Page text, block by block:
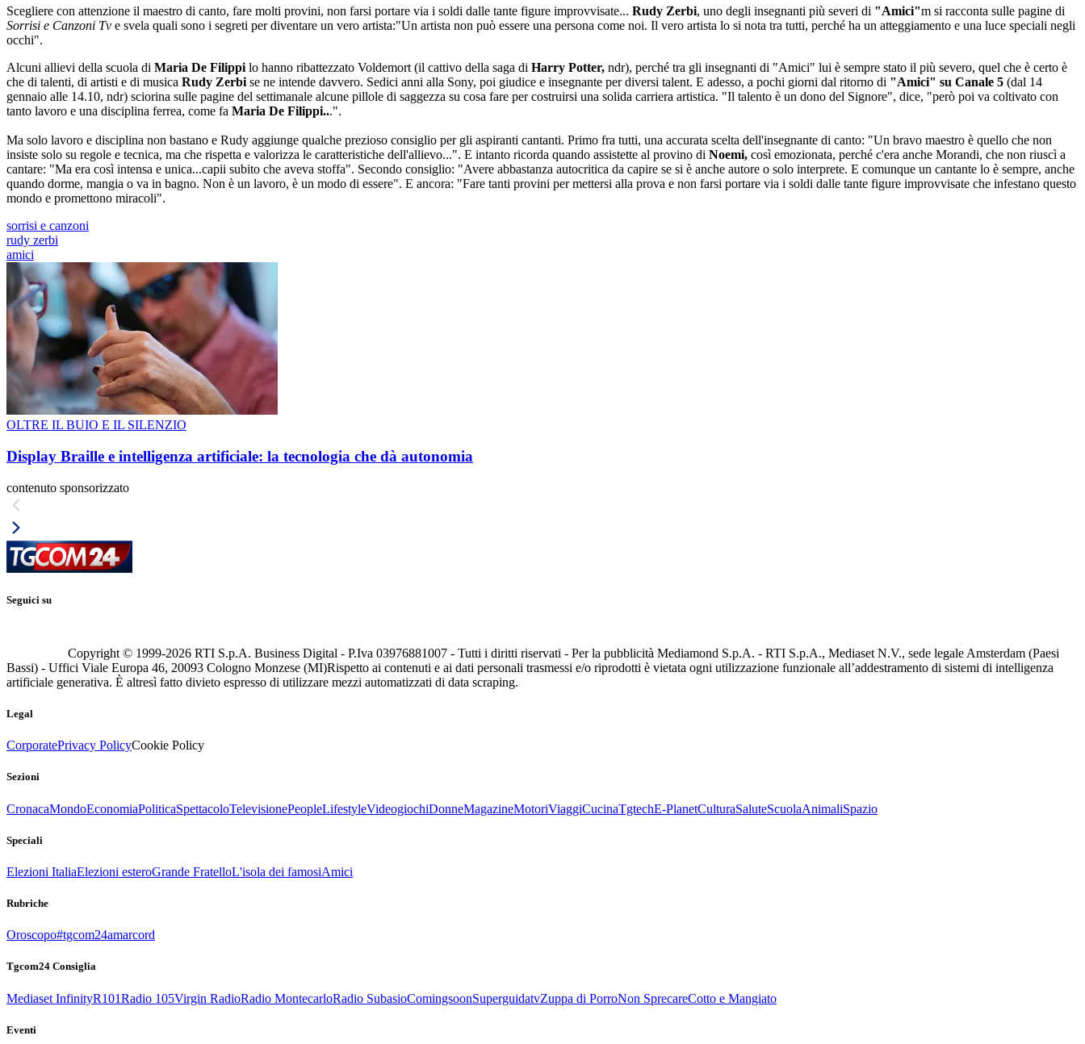
Scegliere con attenzione il maestro di canto, fare molti provini, non farsi portare via i soldi dalle tante figure improvvisate... Rudy Zerbi, uno degli insegnanti più severi di "Amici"m si racconta sulle pagine di
Sorrisi e Canzoni Tv e svela quali sono i segreti per diventare un vero artista:"Un artista non può essere una persona come noi. Il vero artista lo si nota tra tutti, perché ha un atteggiamento e una luce speciali negli
occhi".
Alcuni allievi della scuola di Maria De Filippi lo hanno ribattezzato Voldemort (il cattivo della saga di Harry Potter, ndr), perché tra gli insegnanti di "Amici" lui è sempre stato il più severo, quel che è certo è
che di talenti, di artisti e di musica Rudy Zerbi se ne intende davvero. Sedici anni alla Sony, poi giudice e insegnante per diversi talent. E adesso, a pochi giorni dal ritorno di "Amici" su Canale 5 (dal 14
gennaio alle 14.10, ndr) sciorina sulle pagine del settimanale alcune pillole di saggezza su cosa fare per costruirsi una solida carriera artistica. "Il talento è un dono del Signore", dice, "però poi va coltivato con
tanto lavoro e una disciplina ferrea, come fa Maria De Filippi...".
Ma solo lavoro e disciplina non bastano e Rudy aggiunge qualche prezioso consiglio per gli aspiranti cantanti. Primo fra tutti, una accurata scelta dell'insegnante di canto: "Un bravo maestro è quello che non
insiste solo su regole e tecnica, ma che rispetta e valorizza le caratteristiche dell'allievo...". E intanto ricorda quando assistette al provino di Noemi, così emozionata, perché c'era anche Morandi, che non riuscì a
cantare: "Ma era così intensa e unica...capii subito che aveva stoffa". Secondo consiglio: "Avere abbastanza autocritica da capire se si è anche autore o solo interprete. E comunque un cantante lo è sempre, anche
quando dorme, mangia o va in bagno. Non è un lavoro, è un modo di essere". E ancora: "Fare tanti provini per mettersi alla prova e non farsi portare via i soldi dalle tante figure improvvisate che infestano questo
mondo e promettono miracoli".
sorrisi e canzoni
rudy zerbi
amici
OLTRE IL BUIO E IL SILENZIO
Display Braille e intelligenza artificiale: la tecnologia che dà autonomia
contenuto sponsorizzato
Seguici su
Copyright © 1999-2026 RTI S.p.A. Business Digital - P.Iva 03976881007 - Tutti i diritti riservati - Per la pubblicità Mediamond S.p.A. - RTI S.p.A., Mediaset N.V., sede legale Amsterdam (Paesi
Bassi) - Uffici Viale Europa 46, 20093 Cologno Monzese (MI)Rispetto ai contenuti e ai dati personali trasmessi e/o riprodotti è vietata ogni utilizzazione funzionale all’addestramento di sistemi di intelligenza
artificiale generativa. È altresì fatto divieto espresso di utilizzare mezzi automatizzati di data scraping.
Legal
CorporatePrivacy PolicyCookie Policy
Sezioni
CronacaMondoEconomiaPoliticaSpettacoloTelevisionePeopleLifestyleVideogiochiDonneMagazineMotoriViaggiCucinaTgtechE-PlanetCulturaSaluteScuolaAnimaliSpazio
Speciali
Elezioni ItaliaElezioni esteroGrande FratelloL'isola dei famosiAmici
Rubriche
Oroscopo#tgcom24amarcord
Tgcom24 Consiglia
Mediaset InfinityR101Radio 105Virgin RadioRadio MontecarloRadio SubasioComingsoonSuperguidatvZuppa di PorroNon SprecareCotto e Mangiato
Eventi